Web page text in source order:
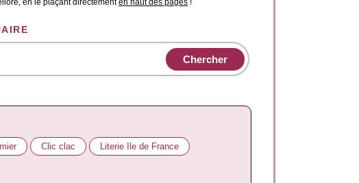
en le plaçant directementen haut des pages !
Clic clac Literie Ile de France